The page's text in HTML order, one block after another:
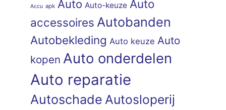
Accu apk Auto Auto-keuze Auto
accessoires Autobanden
Autobekleding Auto keuze Auto
kopen Auto onderdelen
Auto reparatie
Autoschade Autosloperij